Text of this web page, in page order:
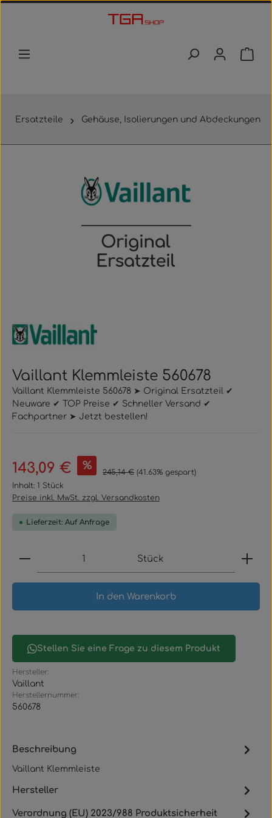
Zum Hauptinhalt springen
Ersatzteile Gehäuse, Isolierungen und Abdeckungen
Vaillant Klemmleiste 560678
Vaillant Klemmleiste 560678 ➤ Original Ersatzteil ✔
Neuware ✔ TOP Preise ✔ Schneller Versand ✔
Fachpartner ➤ Jetzt bestellen!
Verkaufspreis:
143,09 € % Regulärer Preis:
245,14 € (41.63% gespart)
Inhalt: 1 Stück
Preise inkl. MwSt. zzgl. Versandkosten
Lieferzeit: Auf Anfrage
Produkt Anzahl: Gib den gewünschten Wert
Stück
In den Warenkorb
Stellen Sie eine Frage zu diesem Produkt
Hersteller:
Vaillant
Herstellernummer:
560678
Beschreibung
Vaillant Klemmleiste
Hersteller
Verordnung (EU) 2023/988 Produktsicherheit